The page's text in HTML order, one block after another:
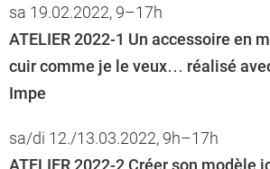
sa 19.02.2022, 9–17h
ATELIER 2022-1 Un accessoire en
cuir comme je le veux… réalisé
Impe
sa/di 12./13.03.2022, 9h–17h
ATELIER 2022-2 Créer son modèle